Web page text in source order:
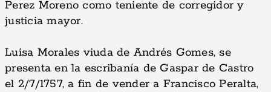
Perez Moreno como teniente de corregidor y
justicia mayor.
Luisa Morales viuda de Andrés Gomes, se
presenta en la escribanía de Gaspar de Castro
el 2/7/1757, a fin de vender a Francisco Peralta,